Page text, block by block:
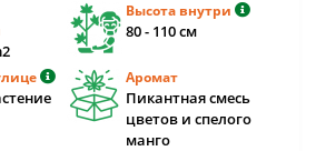
Высота внутри
80 - 110 cм
Аромат
Пикантная смесь
цветов и спелого
манго